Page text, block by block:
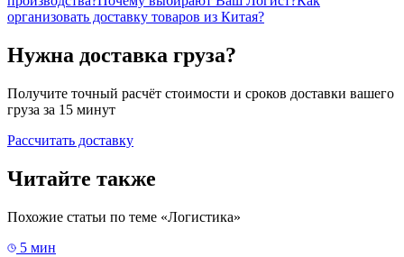
организовать доставку товаров из Китая?
Нужна доставка груза?
Получите точный расчёт стоимости и сроков доставки вашего
груза за 15 минут
Рассчитать доставку
Читайте также
Похожие статьи по теме «Логистика»
5 мин